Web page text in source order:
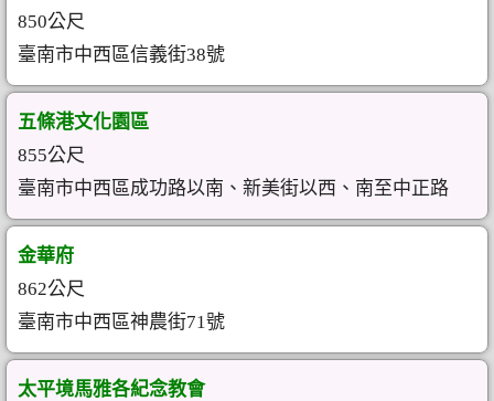
850公尺
臺南市中西區信義街38號
五條港文化園區
855公尺
臺南市中西區成功路以南、新美街以西、南至中正路
金華府
862公尺
臺南市中西區神農街71號
太平境馬雅各紀念教會